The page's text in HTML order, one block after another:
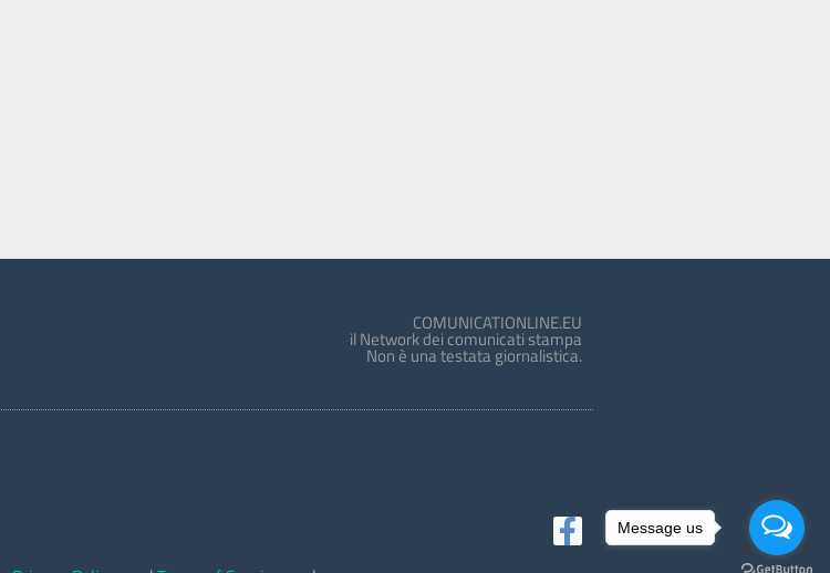
COMUNICATIONLINE.EU
il Network dei comunicati stampa
Non è una testata giornalistica.
Message us